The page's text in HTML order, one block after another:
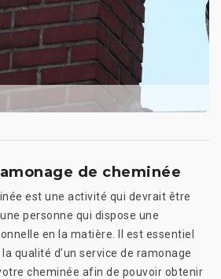
de cheminée
est une activité qui devrait être
personne qui dispose une
en la matière. Il est essentiel
qualité d’un service de ramonage
cheminée afin de pouvoir obtenir